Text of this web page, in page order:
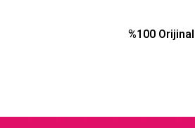
%100